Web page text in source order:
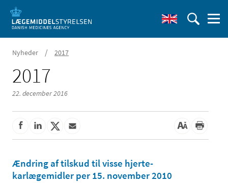
Nyheder / 2017
2017
22. december 2016
Ændring af tilskud til visse hjerte-
karlægemidler per 15. november 2010